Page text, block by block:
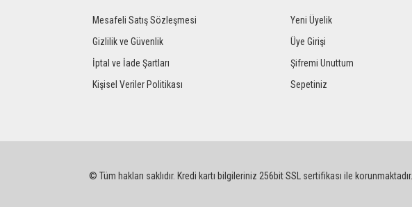
alternatifler olmalı.
Mesafeli Satış Sözleşmesi
Gizlilik ve Güvenlik
İptal ve İade Şartları
Kişisel Veriler Politikası
Yeni Üyelik
Üye Girişi
Şifremi Unuttum
Sepetiniz
© Tüm hakları saklıdır. Kredi kartı bilgileriniz 256bit SSL sertifikası ile korunmaktadır.